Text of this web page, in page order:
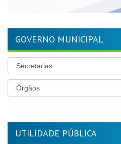
GOVERNO MUNICIPAL
UTILIDADE PÚBLICA